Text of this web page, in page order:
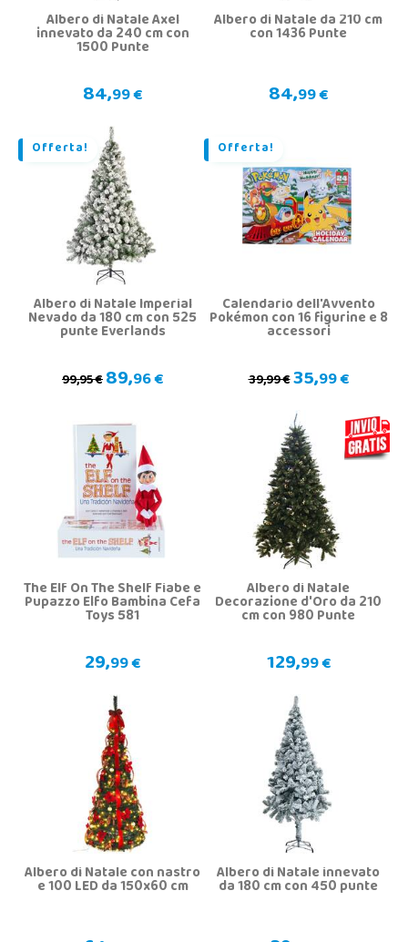
Albero di Natale Axel
innevato da 240 cm con
1500 Punte
84,99 €
Albero di Natale da 210 cm
con 1436 Punte
84,99 €
Offerta!
Albero di Natale Imperial
Nevado da 180 cm con 525
punte Everlands
99,95 €89,96 €
Offerta!
Calendario dell'Avvento
Pokémon con 16 figurine e 8
accessori
39,99 €35,99 €
The Elf On The Shelf Fiabe e
Pupazzo Elfo Bambina Cefa
Toys 581
29,99 €
Albero di Natale
Decorazione d'Oro da 210
cm con 980 Punte
129,99 €
Albero di Natale con nastro
e 100 LED da 150x60 cm Albero di Natale innevato
da 180 cm con 450 punte